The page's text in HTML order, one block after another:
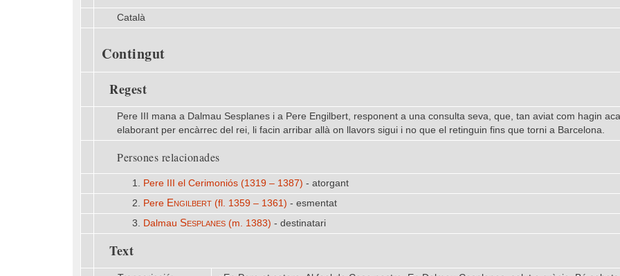
Català
Contingut
Regest
Pere III mana a Dalmau Sesplanes i a Pere Engilbert, responent a una consulta seva, que, tan aviat com hagin
elaborant per encàrrec del rei, li facin arribar allà on llavors sigui i no que el retinguin fins que torni a Barcelona.
Persones relacionades
1. Pere III el Cerimoniós (1319 – 1387) - atorgant
2. Pere Engilbert (fl. 1359 – 1361) - esmentat
3. Dalmau Sesplanes (m. 1383) - destinatari
Text